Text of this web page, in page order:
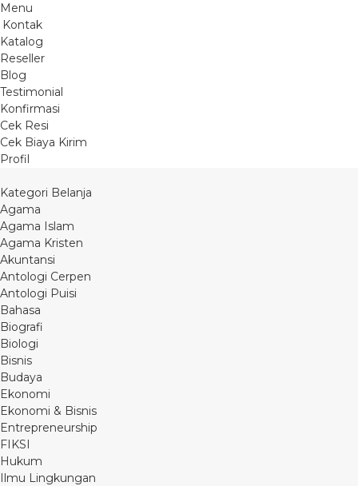
Menu
Kontak
Katalog
Reseller
Blog
Testimonial
Konfirmasi
Cek Resi
Cek Biaya Kirim
Profil
Kategori Belanja
Agama
Agama Islam
Agama Kristen
Akuntansi
Antologi Cerpen
Antologi Puisi
Bahasa
Biografi
Biologi
Bisnis
Budaya
Ekonomi
Ekonomi & Bisnis
Entrepreneurship
FIKSI
Hukum
Ilmu Lingkungan